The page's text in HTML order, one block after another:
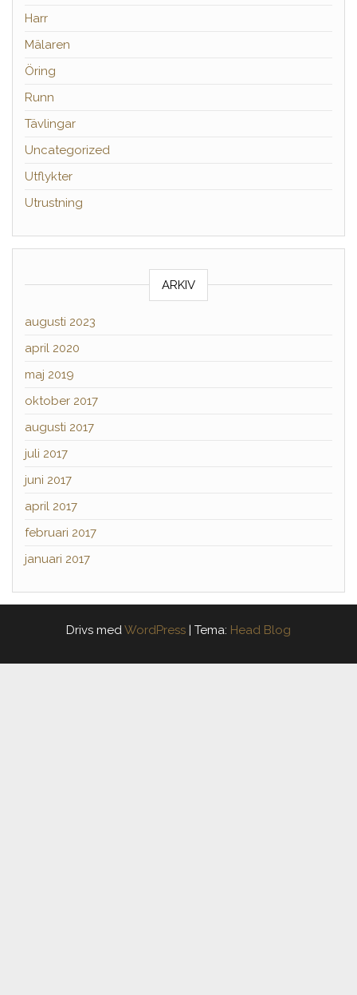
Harr
Mälaren
Öring
Runn
Tävlingar
Uncategorized
Utflykter
Utrustning
ARKIV
augusti 2023
april 2020
maj 2019
oktober 2017
augusti 2017
juli 2017
juni 2017
april 2017
februari 2017
januari 2017
Drivs medWordPress | Tema: Head Blog